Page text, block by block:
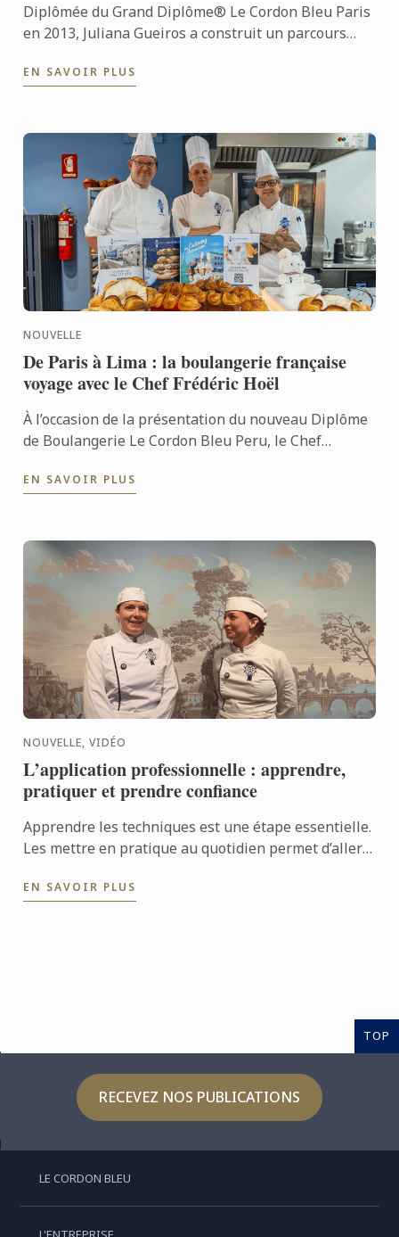
Diplômée du Grand Diplôme® Le Cordon Bleu Paris
en 2013, Juliana Gueiros a construit un parcours
Après ...
EN SAVOIR PLUS
NOUVELLE
De Paris à Lima : la boulangerie française
voyage avec le Chef Frédéric Hoël
À l’occasion de la présentation du nouveau Diplôme
de Boulangerie Le Cordon Bleu Peru, le Chef
savoir-faire de ...
EN SAVOIR PLUS
NOUVELLE, VIDÉO
L’application professionnelle : apprendre,
pratiquer et prendre confiance
Apprendre les techniques est une étape essentielle.
Les mettre en pratique au quotidien permet d’aller
les ...
EN SAVOIR PLUS
TOP
RECEVEZ NOS PUBLICATIONS
LE CORDON BLEU